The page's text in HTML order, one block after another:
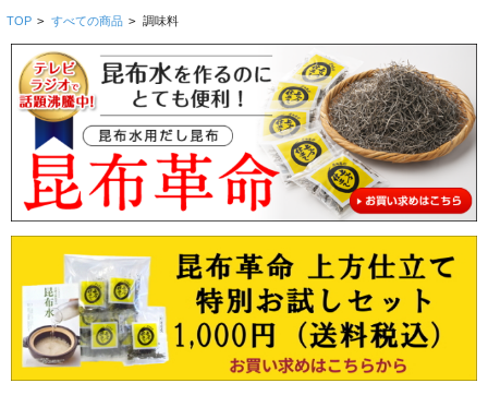
TOP > すべての商品 > 調味料